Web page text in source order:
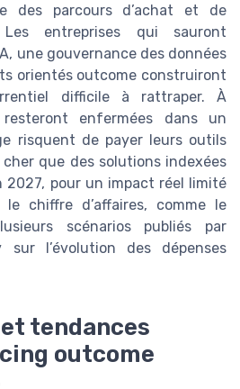
des parcours d’achat et de
Les entreprises qui sauront
une gouvernance des données
orientés outcome construiront
difficile à rattraper. À
enfermées dans un
risquent de payer leurs outils
que des solutions indexées
2027, pour un impact réel limité
chiffre d’affaires, comme le
scénarios publiés par
sur l’évolution des dépenses
tendances
outcome